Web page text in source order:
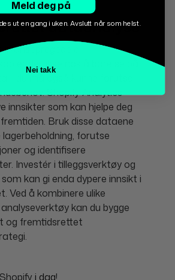
dataanalyse
e-
er det ikke nok å bare se på
Shopify Analytics
innsikter som kan hjelpe deg
Bruk disse dataene
lagerbeholdning, forutse
og identifisere
Investér i tilleggsverktøy og
kan gi enda dypere innsikt i
Ved å kombinere ulike
kan du bygge
og fremtidsrettet
i dag!
Meld deg på
ut en gang i uken. Avslutt når som helst.
Nei takk